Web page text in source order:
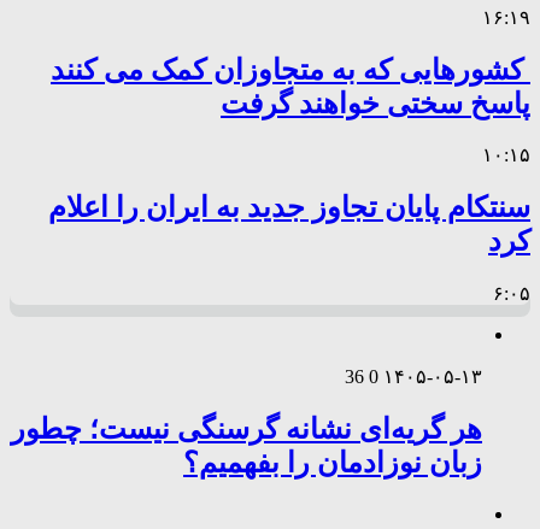
۱۶:۱۹
کشورهایی که به متجاوزان کمک می کنند
پاسخ سختی خواهند گرفت
۱۰:۱۵
سنتکام پایان تجاوز جدید به ایران را اعلام
کرد
۶:۰۵
۱۴۰۵-۰۵-۱۳ 0
36
هر گریه‌ای نشانه گرسنگی نیست؛ چطور
زبان نوزادمان را بفهمیم؟